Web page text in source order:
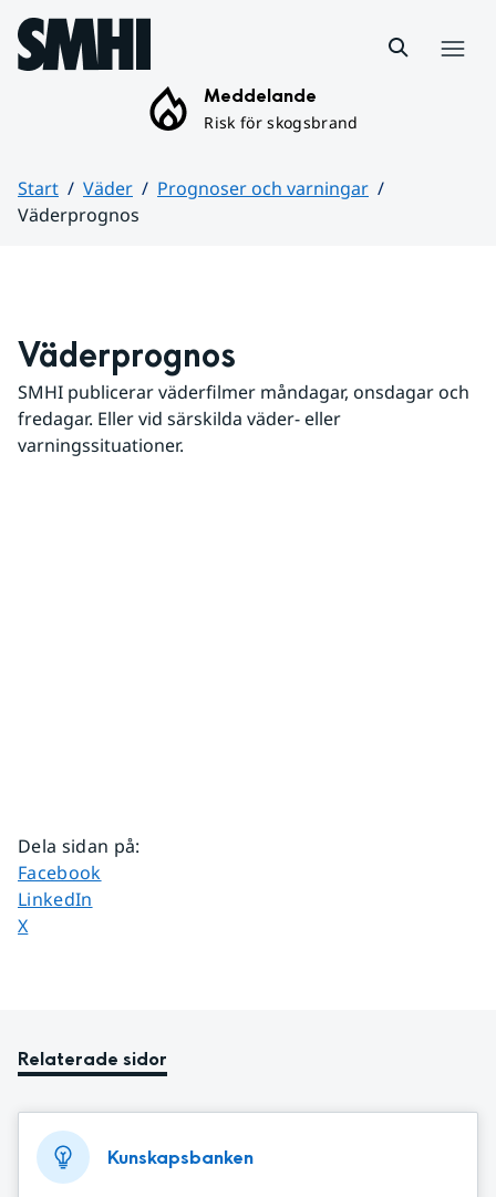
Hoppa till sidans innehåll
Meddelande
Risk för skogsbrand
Start Väder
Prognoser och varningar
Väderprognos
Väderprognos
SMHI publicerar väderfilmer måndagar, onsdagar och
fredagar. Eller vid särskilda väder- eller
varningssituationer.
Dela sidan på:
Dela sidan på
Facebook
Dela sidan på
LinkedIn
Dela sidan på
X
Relaterade sidor
Kunskapsbanken